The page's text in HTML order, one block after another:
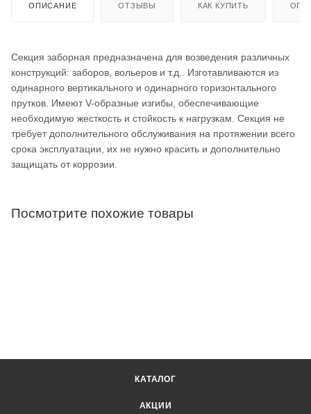
ОПИСАНИЕ ОТЗЫВЫ КАК КУПИТЬ
Секция заборная предназначена для возведения различных
конструкций: заборов, вольеров и т.д.. Изготавливаются из
одинарного вертикального и одинарного горизонтального
прутков. Имеют V-образные изгибы, обеспечивающие
необходимую жесткость и стойкость к нагрузкам. Секция не
требует дополнительного обслуживания на протяжении всего
срока эксплуатации, их не нужно красить и дополнительно
защищать от коррозии.
Посмотрите похожие товары
КАТАЛОГ
АКЦИИ